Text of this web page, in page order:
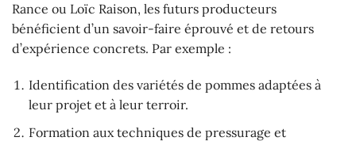
Rance ou Loïc Raison, les futurs producteurs
bénéficient d’un savoir-faire éprouvé et de retours
d’expérience concrets. Par exemple :
Identification des variétés de pommes adaptées à
leur projet et à leur terroir.
Formation aux techniques de pressurage et